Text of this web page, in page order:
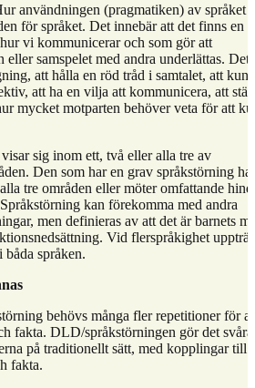
användningen (pragmatiken) av språket
för språket. Det innebär att det finns en
vi kommunicerar och som gör att
samspelet med andra underlättas. Det
att hålla en röd tråd i samtalet, att
att ha en vilja att kommunicera, att
mycket motparten behöver veta för att
sig inom ett, två eller alla tre av
Den som har en grav språkstörning har
tre områden eller möter omfattande
kan förekomma med andra
men definieras av att det är barnets
Vid flerspråkighet
båda språken.
behövs många fler repetitioner för
fakta. DLD/språkstörningen gör det
på traditionellt sätt, med kopplingar till
fakta.